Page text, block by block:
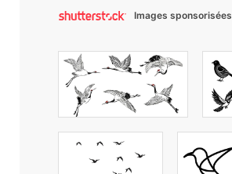
Images sponsorisées